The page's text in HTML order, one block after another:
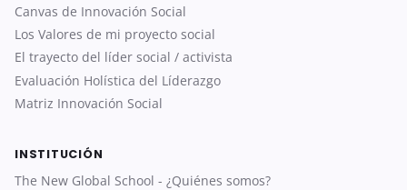
Canvas de Innovación Social
Los Valores de mi proyecto social
El trayecto del líder social / activista
Evaluación Holística del Líderazgo
Matriz Innovación Social
INSTITUCIÓN
The New Global School - ¿Quiénes somos?